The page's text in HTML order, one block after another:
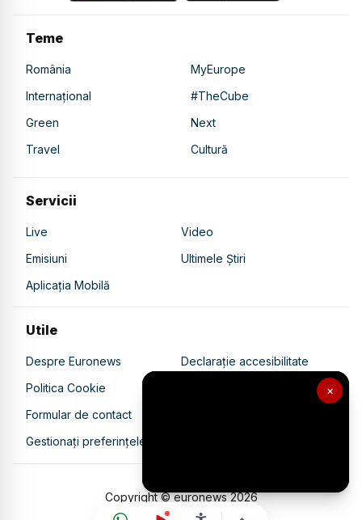
×
Teme
România
MyEurope
Internațional
#TheCube
Green
Next
Travel
Cultură
Servicii
Live
Video
Emisiuni
Ultimele Știri
Aplicația Mobilă
Utile
Despre Euronews
Declarație accesibilitate
Politica Cookie
Politica de confidențialitate
Formular de contact
Gestionați preferințele
Copyright © euronews2026